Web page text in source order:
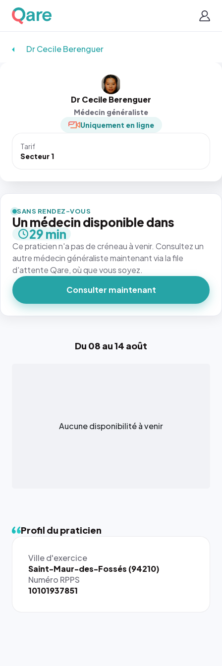
Dr Cecile Berenguer
Dr Cecile Berenguer
Médecin généraliste
Uniquement en ligne
Tarif
Secteur 1
Du 08 au 14 août
Aucune disponibilité à venir
Profil du praticien
Ville d'exercice
Saint-Maur-des-Fossés (94210)
Numéro RPPS
10101937851
SANS RENDEZ-VOUS
Un médecin disponible dans
29 min
Ce praticien n'a pas de créneau à venir. Consultez un
autre médecin généraliste maintenant via la file
d'attente Qare, où que vous soyez.
Consulter maintenant
{# 40×40
: la taille
rendue par
`.profile-